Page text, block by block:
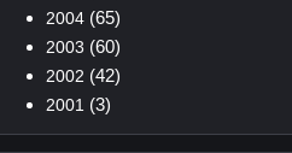
2004(65)
2003 (60)
2002 (42)
2001 (3)